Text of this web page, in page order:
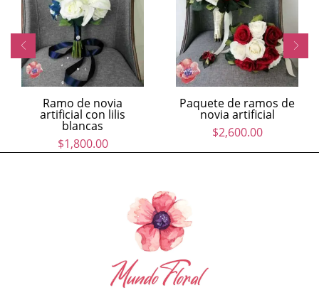
Ramo de novia
artificial con lilis
blancas
$1,800.00
Paquete de ramos de
novia artificial
$2,600.00